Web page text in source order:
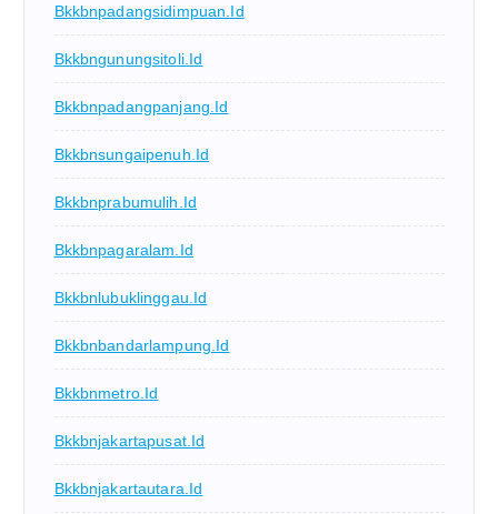
Bkkbnpadangsidimpuan.id
Bkkbngunungsitoli.id
Bkkbnpadangpanjang.id
Bkkbnsungaipenuh.id
Bkkbnprabumulih.id
Bkkbnpagaralam.id
Bkkbnlubuklinggau.id
Bkkbnbandarlampung.id
Bkkbnmetro.id
Bkkbnjakartapusat.id
Bkkbnjakartautara.id